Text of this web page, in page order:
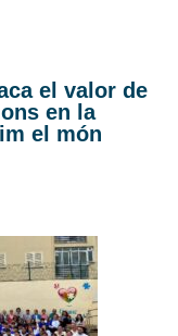
el valor de
en la
el món